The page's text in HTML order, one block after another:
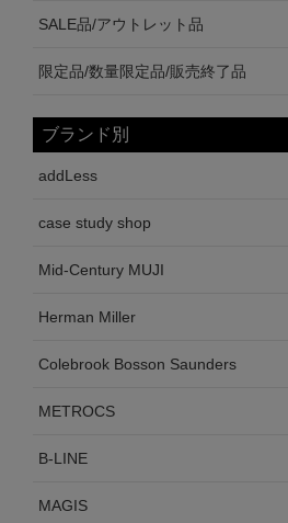
SALE品/アウトレット品
限定品/数量限定品/販売終了品
ブランド別
addLess
case study shop
Mid-Century MUJI
Herman Miller
Colebrook Bosson Saunders
METROCS
B-LINE
MAGIS